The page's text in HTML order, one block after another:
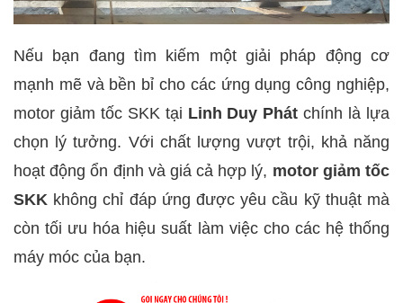
Nếu bạn đang tìm kiếm một giải pháp động cơ
mạnh mẽ và bền bỉ cho các ứng dụng công nghiệp,
motor giảm tốc SKK tại Linh Duy Phát chính là lựa
chọn lý tưởng. Với chất lượng vượt trội, khả năng
hoạt động ổn định và giá cả hợp lý, motor giảm tốc
SKK không chỉ đáp ứng được yêu cầu kỹ thuật mà
còn tối ưu hóa hiệu suất làm việc cho các hệ thống
máy móc của bạn.